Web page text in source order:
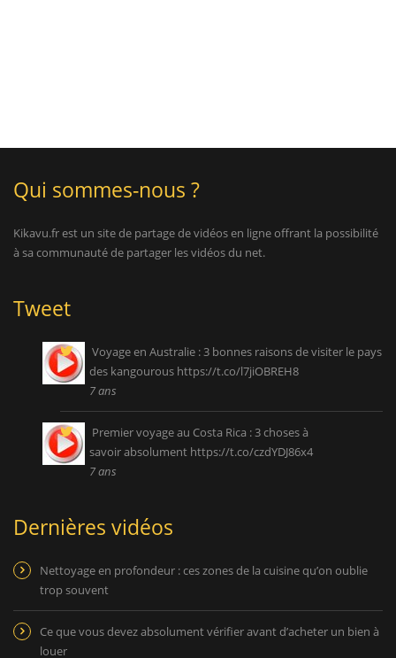
Qui sommes-nous ?
Kikavu.fr est un site de partage de vidéos en ligne offrant la possibilité
à sa communauté de partager les vidéos du net.
Tweet
Voyage en Australie : 3 bonnes raisons de visiter le pays
des kangourous https://t.co/l7jiOBREH8
7 ans
Premier voyage au Costa Rica : 3 choses à
savoir absolument https://t.co/czdYDJ86x4
7 ans
Dernières vidéos
Nettoyage en profondeur : ces zones de la cuisine qu’on oublie
trop souvent
Ce que vous devez absolument vérifier avant d’acheter un bien à
louer